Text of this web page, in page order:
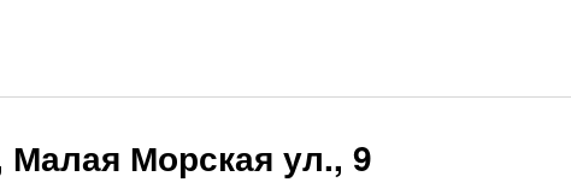
Малая Морская ул., 9